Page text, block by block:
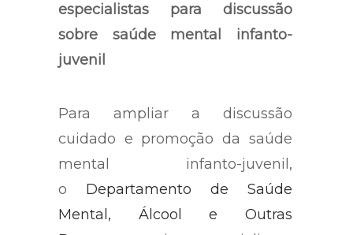
especialistas para discussão
sobre saúde mental infanto-
juvenil
Para ampliar a discussão
cuidado e promoção da saúde
mental infanto-juvenil,
o Departamento de Saúde
Mental, Álcool e Outras